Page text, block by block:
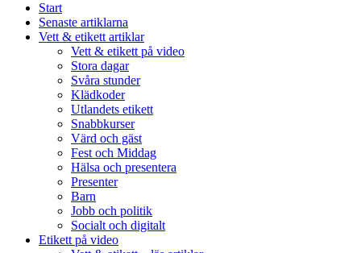
Start
Senaste artiklarna
Vett & etikett artiklar
Vett & etikett på video
Stora dagar
Svåra stunder
Klädkoder
Utlandets etikett
Snabbkurser
Värd och gäst
Fest och Middag
Hälsa och presentera
Presenter
Barn
Jobb och politik
Socialt och digitalt
Etikett på video